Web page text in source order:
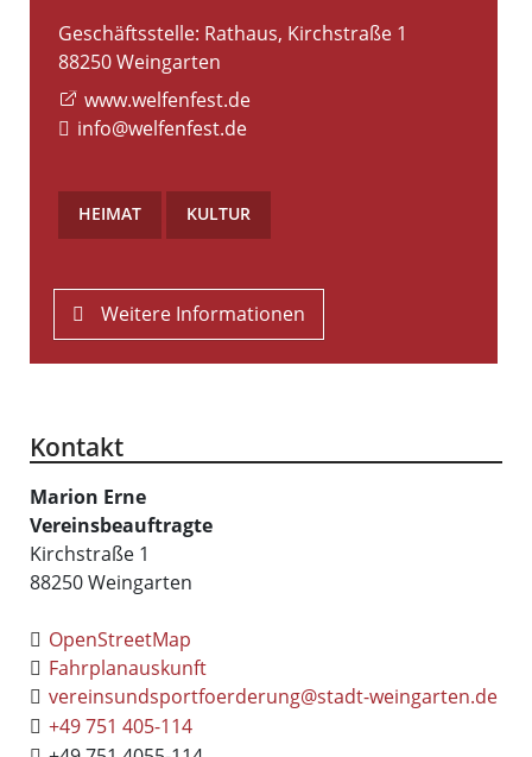
Geschäftsstelle: Rathaus, Kirchstraße 1
88250Weingarten
www.welfenfest.de
info@welfenfest.de
HEIMAT KULTUR
Weitere Informationen
Kontakt
Marion Erne
Vereinsbeauftragte
Kirchstraße 1
88250Weingarten
OpenStreetMap
Fahrplanauskunft
vereinsundsportfoerderung@stadt-weingarten.de
+49 751 405-114